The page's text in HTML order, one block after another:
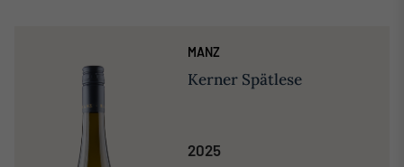
MANZ
Kerner Spätlese
2025